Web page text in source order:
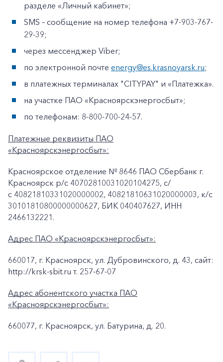
разделе «Личный кабинет»;
SMS – сообщение на номер телефона +7-903-767-
29-39;
через мессенджер Viber;
по электронной почте energy@es.krasnoyarsk.ru;
в платежных терминалах "CITYPAY" и «Платежка».
на участке ПАО «Красноярскэнергосбыт»;
по телефонам: 8-800-700-24-57.
Платежные реквизиты ПАО
«Красноярскэнергосбыт»:
Красноярское отделение № 8646 ПАО Сбербанк г.
Красноярск p/c 40702810031020104275, с/
с 40821810331020000002, 40821810631020000003, к/c
30101810800000000627, БИК 040407627, ИНН
2466132221.
Адрес ПАО «Красноярскэнергосбыт»:
660017, г. Красноярск, ул. Дубровинского, д. 43, сайт:
http://krsk-sbit.ru т. 257-67-07
Адрес абонентского участка ПАО
«Красноярскэнергосбыт»:
660077, г. Красноярск, ул. Батурина, д. 20.